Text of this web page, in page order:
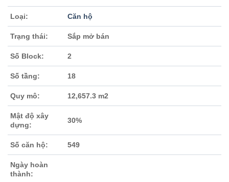
Loại: Căn hộ
Trạng thái: Sắp mở bán
Số Block: 2
Số tầng: 18
Quy mô: 12,657.3 m2
Mật độ xây
dựng:
30%
Số căn hộ: 549
Ngày hoàn
thành: